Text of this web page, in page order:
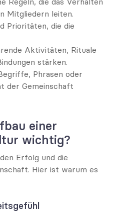
Mitgliedern leiten.
Prioritäten, die die
Aktivitäten, Rituale
stärken.
Phrasen oder
der Gemeinschaft
einer
wichtig?
Erfolg und die
Hier ist warum es